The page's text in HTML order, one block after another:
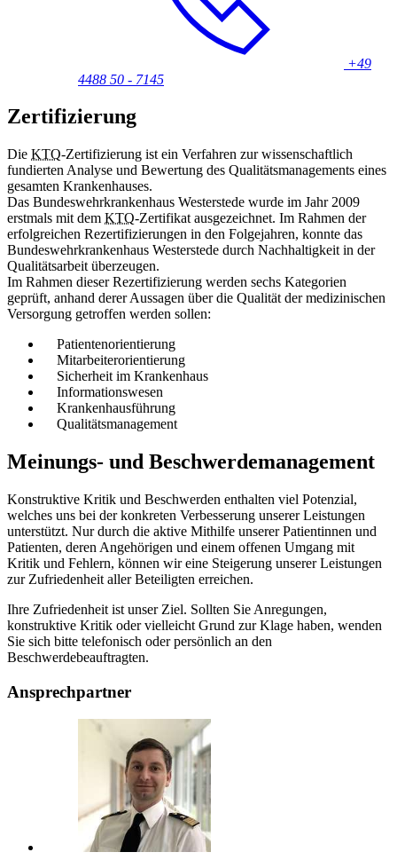
+49
4488 50 - 7145
Zertifizierung
Die KTQ-Zertifizierung ist ein Verfahren zur wissenschaftlich
fundierten Analyse und Bewertung des Qualitätsmanagements eines
gesamten Krankenhauses.
Das Bundeswehrkrankenhaus Westerstede wurde im Jahr 2009
erstmals mit dem KTQ-Zertifikat ausgezeichnet. Im Rahmen der
erfolgreichen Rezertifizierungen in den Folgejahren, konnte das
Bundeswehrkrankenhaus Westerstede durch Nachhaltigkeit in der
Qualitätsarbeit überzeugen.
Im Rahmen dieser Rezertifizierung werden sechs Kategorien
geprüft, anhand derer Aussagen über die Qualität der medizinischen
Versorgung getroffen werden sollen:
Patientenorientierung
Mitarbeiterorientierung
Sicherheit im Krankenhaus
Informationswesen
Krankenhausführung
Qualitätsmanagement
Meinungs- und Beschwerdemanagement
Konstruktive Kritik und Beschwerden enthalten viel Potenzial,
welches uns bei der konkreten Verbesserung unserer Leistungen
unterstützt. Nur durch die aktive Mithilfe unserer Patientinnen und
Patienten, deren Angehörigen und einem offenen Umgang mit
Kritik und Fehlern, können wir eine Steigerung unserer Leistungen
zur Zufriedenheit aller Beteiligten erreichen.
Ihre Zufriedenheit ist unser Ziel. Sollten Sie Anregungen,
konstruktive Kritik oder vielleicht Grund zur Klage haben, wenden
Sie sich bitte telefonisch oder persönlich an den
Beschwerdebeauftragten.
Ansprechpartner